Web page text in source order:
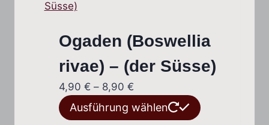
Ogaden (Boswellia
rivae) – (der Süsse)
4,90 € – 8,90 €Preisspanne:
4,90 €
bis
Ausführung wählen
Dieses